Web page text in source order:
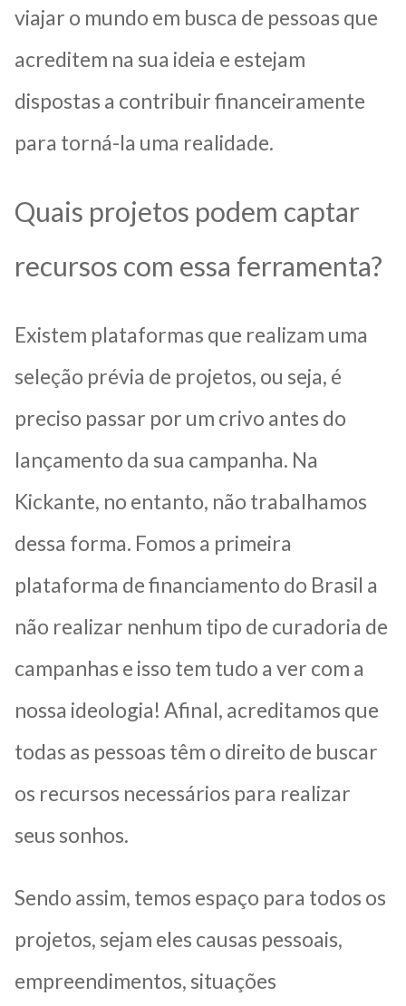
viajar o mundo em busca de pessoas que
acreditem na sua ideia e estejam
dispostas a contribuir financeiramente
para torná-la uma realidade.
Quais projetos podem captar
recursos com essa ferramenta?
Existem plataformas que realizam uma
seleção prévia de projetos, ou seja, é
preciso passar por um crivo antes do
lançamento da sua campanha. Na
Kickante, no entanto, não trabalhamos
dessa forma. Fomos a primeira
plataforma de financiamento do Brasil a
não realizar nenhum tipo de curadoria de
campanhas e isso tem tudo a ver com a
nossa ideologia! Afinal, acreditamos que
todas as pessoas têm o direito de buscar
os recursos necessários para realizar
seus sonhos.
Sendo assim, temos espaço para todos os
projetos, sejam eles causas pessoais,
empreendimentos, situações